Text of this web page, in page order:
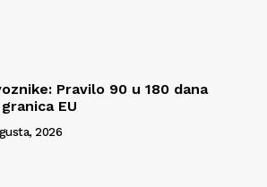
Pravilo 90 u 180 dana
EU
2026